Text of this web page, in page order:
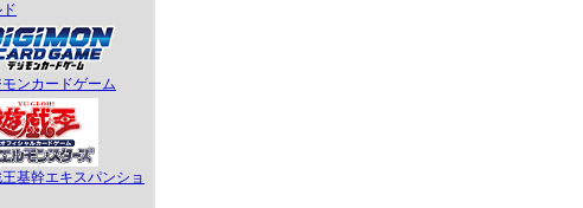
ンカードゲーム
基幹エキスパンショ